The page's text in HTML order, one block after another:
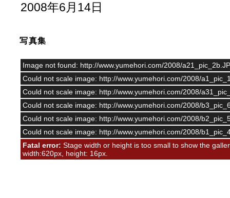
2008年6月14日
写真集
Image not found: http://www.yumehori.com/2008/
Could not scale image: http://www.yumehori.com/2008/
Could not scale image: http://www.yumehori.com/2008/
Could not scale image: http://www.yumehori.com/2008/
Could not scale image: http://www.yumehori.com/2008/
Could not scale image: http://www.yumehori.com/2008/
Fatal error: Stage width or height is too small to show the
width:620px, height: 16px.